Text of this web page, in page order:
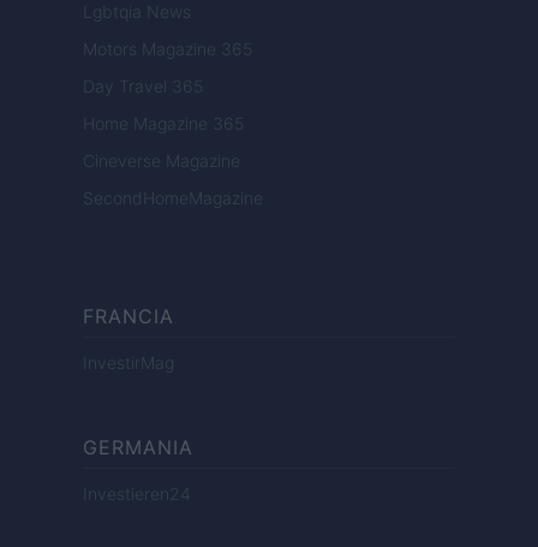
Lgbtqia News
Motors Magazine 365
Day Travel 365
Home Magazine 365
Cineverse Magazine
SecondHomeMagazine
FRANCIA
InvestirMag
GERMANIA
Investieren24